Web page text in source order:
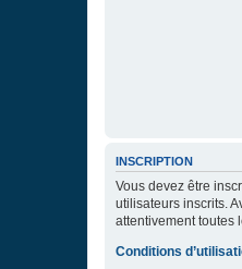
INSCRIPTION
Vous devez être
utilisateurs inscrits.
attentivement toutes
Conditions